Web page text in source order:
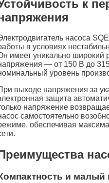
к
насоса
в условиях
имеет уникально широкий
— от 150 В до
уровень
выходе напряжения за
защита
напряжение
самостоятельно
обеспечивая
и малый